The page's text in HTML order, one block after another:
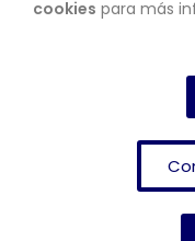
cookies para más